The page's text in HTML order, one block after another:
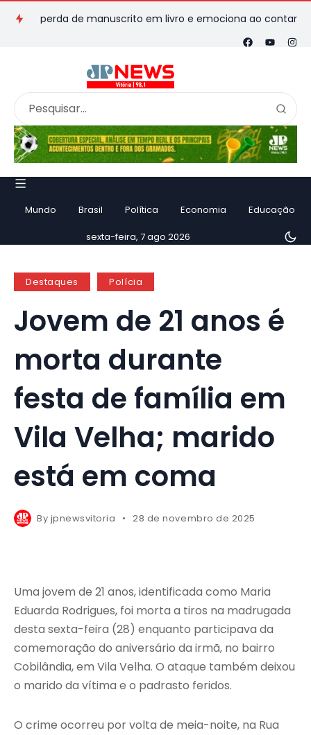
perda de manuscrito em livro e emociona ao contar história
Mundo Brasil Política Economia Educação
sexta-feira, 7 ago 2026
Destaques Polícia
Jovem de 21 anos é
morta durante
festa de família em
Vila Velha; marido
está em coma
By jpnewsvitoria 28 de novembro de 2025
Uma jovem de 21 anos, identificada como Maria
Eduarda Rodrigues, foi morta a tiros na madrugada
desta sexta-feira (28) enquanto participava da
comemoração do aniversário da irmã, no bairro
Cobilândia, em Vila Velha. O ataque também deixou
o marido da vítima e o padrasto feridos.
O crime ocorreu por volta de meia-noite, na Rua